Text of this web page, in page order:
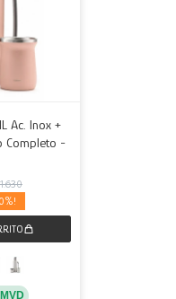
Ac. Inox +
Completo -
1.630